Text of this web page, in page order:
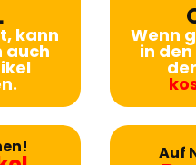
kann
auch
Wenn
in
Auf